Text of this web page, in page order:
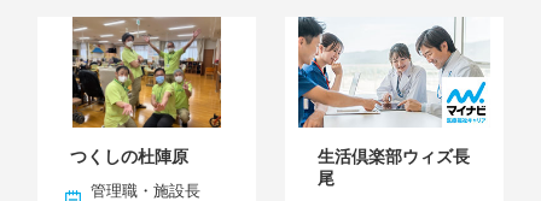
つくしの杜陣原
管理職・施設長
生活倶楽部ウィズ長
尾